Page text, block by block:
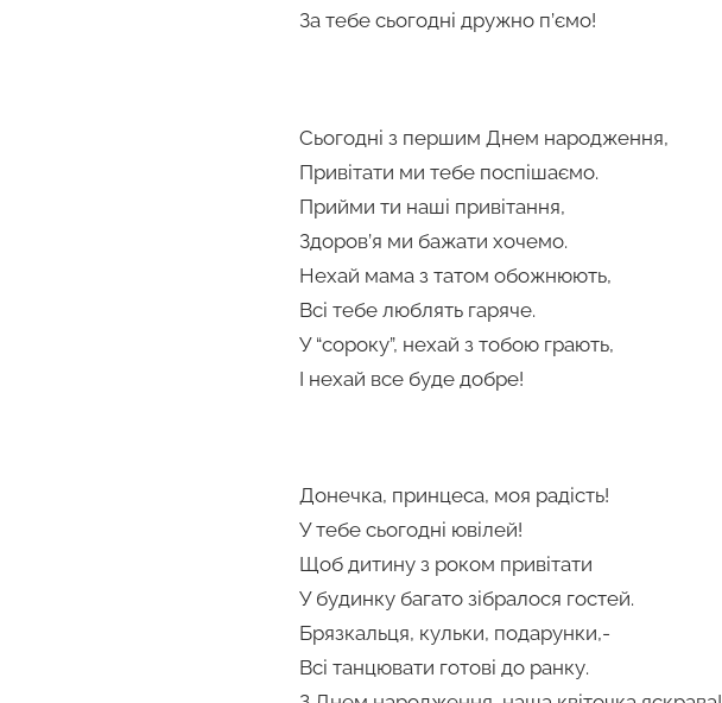
За тебе сьогодні дружно п’ємо!
Сьогодні з першим Днем народження,
Привітати ми тебе поспішаємо.
Прийми ти наші привітання,
Здоров’я ми бажати хочемо.
Нехай мама з татом обожнюють,
Всі тебе люблять гаряче.
У “сороку”, нехай з тобою грають,
І нехай все буде добре!
Донечка, принцеса, моя радість!
У тебе сьогодні ювілей!
Щоб дитину з роком привітати
У будинку багато зібралося гостей.
Брязкальця, кульки, подарунки,-
Всі танцювати готові до ранку.